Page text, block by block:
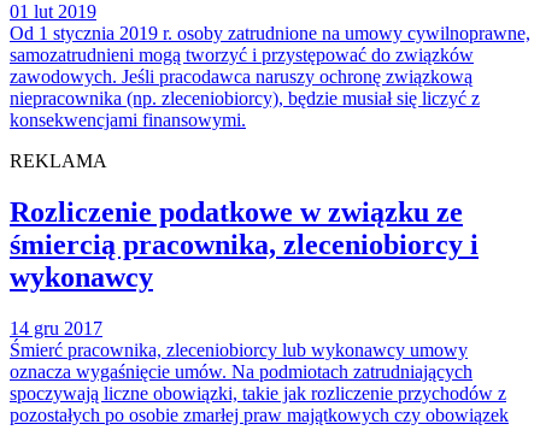
01 lut 2019
Od 1 stycznia 2019 r. osoby zatrudnione na umowy cywilnoprawne,
samozatrudnieni mogą tworzyć i przystępować do związków
zawodowych. Jeśli pracodawca naruszy ochronę związkową
niepracownika (np. zleceniobiorcy), będzie musiał się liczyć z
konsekwencjami finansowymi.
REKLAMA
Rozliczenie podatkowe w związku ze
śmiercią pracownika, zleceniobiorcy i
wykonawcy
14 gru 2017
Śmierć pracownika, zleceniobiorcy lub wykonawcy umowy
oznacza wygaśnięcie umów. Na podmiotach zatrudniających
spoczywają liczne obowiązki, takie jak rozliczenie przychodów z
pozostałych po osobie zmarłej praw majątkowych czy obowiązek